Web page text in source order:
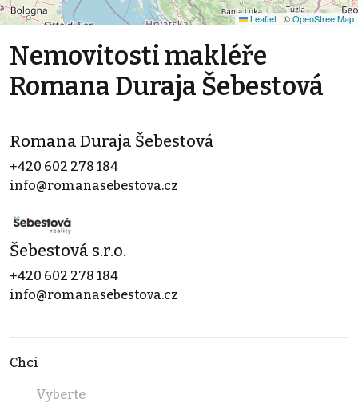
Leaflet | ©OpenStreetMap
Nemovitosti makléře
Romana Duraja Šebestová
Romana Duraja Šebestová
+420 602 278 184
info@romanasebestova.cz
Šebestová s.r.o.
+420 602 278 184
info@romanasebestova.cz
Chci
Vyberte